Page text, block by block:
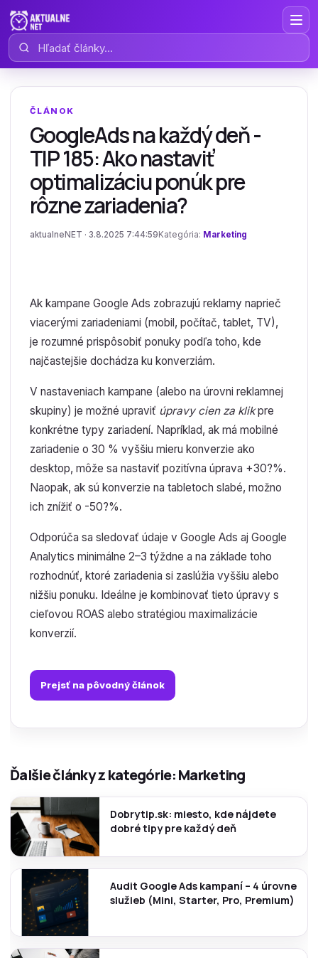
Hľadať články
ČLÁNOK
GoogleAds na každý deň -
TIP 185: Ako nastaviť
optimalizáciu ponúk pre
rôzne zariadenia?
aktualneNET · 3.8.2025 7:44:59 Kategória: Marketing
Ak kampane Google Ads zobrazujú reklamy naprieč
viacerými zariadeniami (mobil, počítač, tablet, TV),
je rozumné prispôsobiť ponuky podľa toho, kde
najčastejšie dochádza ku konverziám.
V nastaveniach kampane (alebo na úrovni reklamnej
skupiny) je možné upraviť úpravy cien za klikpre
konkrétne typy zariadení. Napríklad, ak má mobilné
zariadenie o 30 % vyššiu mieru konverzie ako
desktop, môže sa nastaviť pozitívna úprava +30?%.
Naopak, ak sú konverzie na tabletoch slabé, možno
ich znížiť o -50?%.
Odporúča sa sledovať údaje v Google Ads aj Google
Analytics minimálne 2–3 týždne a na základe toho
rozhodnúť, ktoré zariadenia si zaslúžia vyššiu alebo
nižšiu ponuku. Ideálne je kombinovať tieto úpravy s
cieľovou ROAS alebo stratégiou maximalizácie
konverzií.
Prejsť na pôvodný článok
Ďalšie články z kategórie: Marketing
Dobrytip.sk: miesto, kde nájdete
dobré tipy pre každý deň
Audit Google Ads kampaní – 4 úrovne
služieb (Mini, Starter, Pro, Premium)